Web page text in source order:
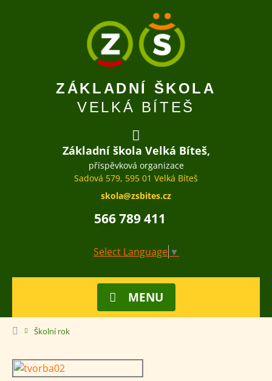
ZÁKLADNÍ ŠKOLA
VELKÁ BÍTEŠ
Základní škola Velká Bíteš,
příspěvková organizace
Sadová 579, 595 01 Velká Bíteš
skola@zsbites.cz
566 789 411
Select Language ▼
MENU
Školní rok